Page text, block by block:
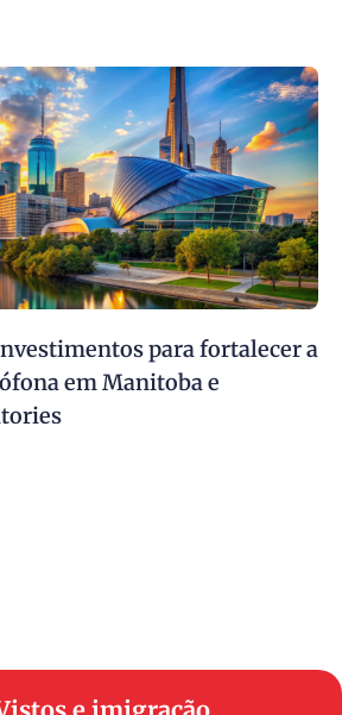
para fortalecer a
em Manitoba e